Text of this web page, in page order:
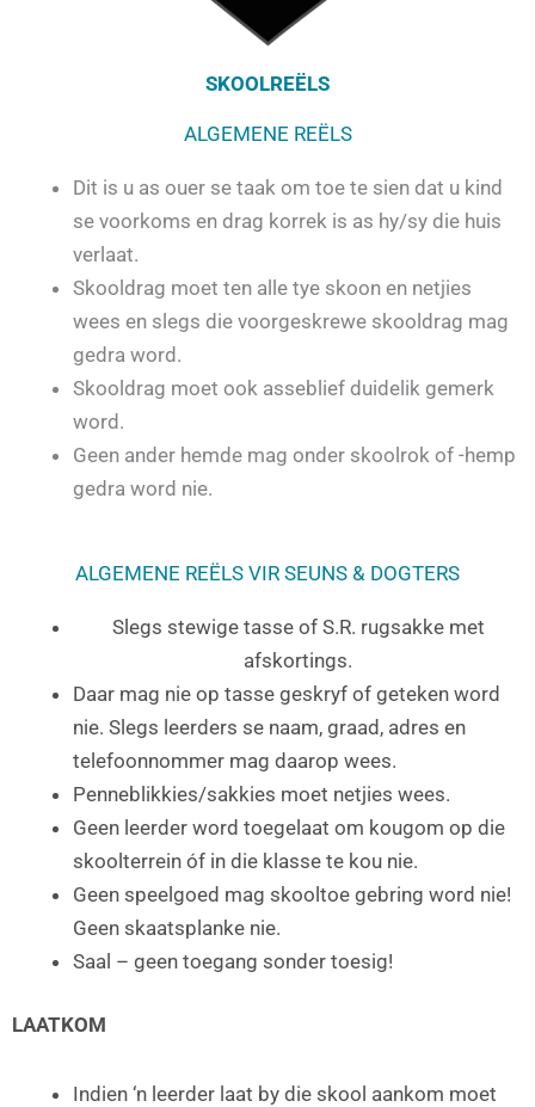
SKOOLREËLS
ALGEMENE REËLS
Dit is u as ouer se taak om toe te sien dat u kind
se voorkoms en drag korrek is as hy/sy die huis
verlaat.
Skooldrag moet ten alle tye skoon en netjies
wees en slegs die voorgeskrewe skooldrag mag
gedra word.
Skooldrag moet ook asseblief duidelik gemerk
word.
Geen ander hemde mag onder skoolrok of -hemp
gedra word nie.
ALGEMENE REËLS VIR SEUNS & DOGTERS
Slegs stewige tasse of S.R. rugsakke met
afskortings.
Daar mag nie op tasse geskryf of geteken word
nie. Slegs leerders se naam, graad, adres en
telefoonnommer mag daarop wees.
Penneblikkies/sakkies moet netjies wees.
Geen leerder word toegelaat om kougom op die
skoolterrein óf in die klasse te kou nie.
Geen speelgoed mag skooltoe gebring word nie!
Geen skaatsplanke nie.
Saal – geen toegang sonder toesig!
LAATKOM
Indien ‘n leerder laat by die skool aankom moet